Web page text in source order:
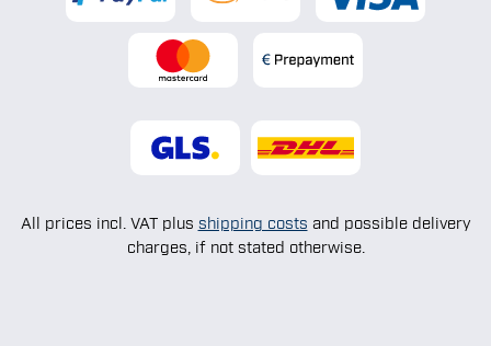
All prices incl. VAT plus shipping costs and possible delivery
charges, if not stated otherwise.